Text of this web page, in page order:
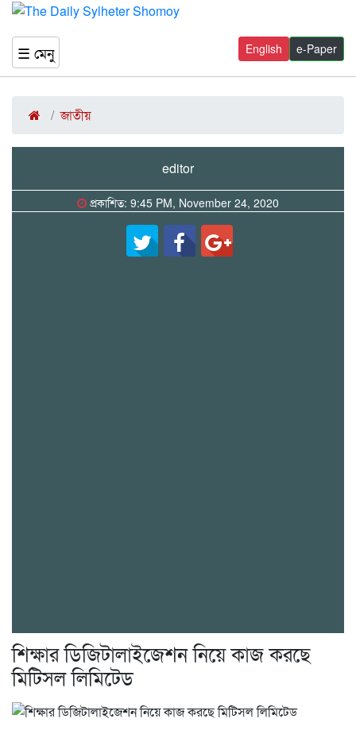
☰ মেনু e-Paper
English
জাতীয়
editor
প্রকাশিত: 9:45 PM, November 24, 2020
শিক্ষার ডিজিটালাইজেশন নিয়ে কাজ করছে
মিটিসল লিমিটেড